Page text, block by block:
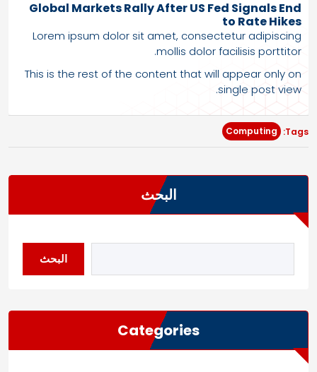
Global Markets Rally After US Fed Signals End
to Rate Hikes
Lorem ipsum dolor sit amet, consectetur adipiscing
mollis dolor facilisis porttitor.
This is the rest of the content that will appear only on
single post view.
Tags:
Computing
البحث
البحث
Categories